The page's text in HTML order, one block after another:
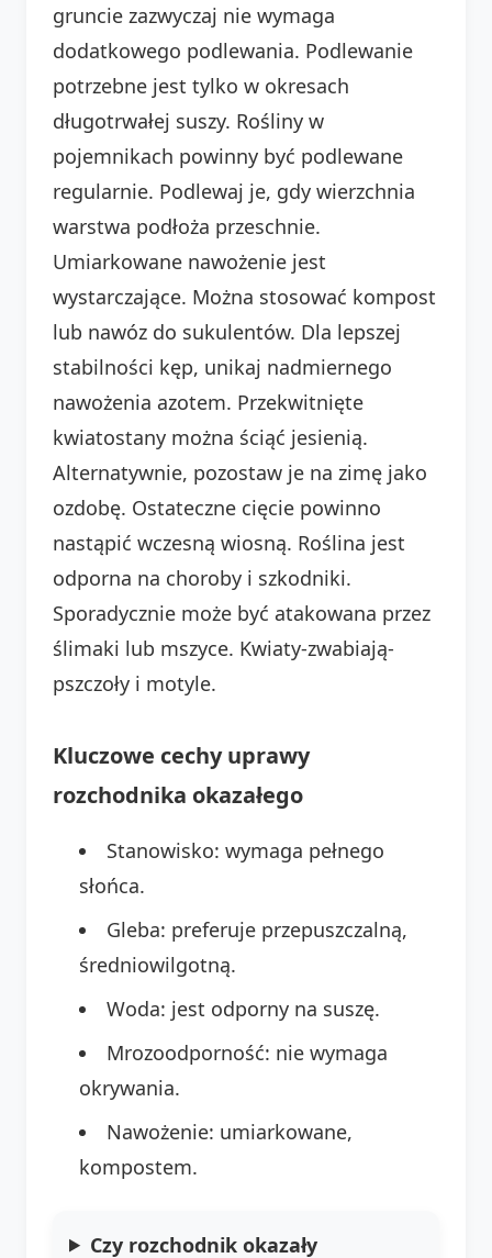
gruncie zazwyczaj nie wymaga
dodatkowego podlewania. Podlewanie
potrzebne jest tylko w okresach
długotrwałej suszy. Rośliny w
pojemnikach powinny być podlewane
regularnie. Podlewaj je, gdy wierzchnia
warstwa podłoża przeschnie.
Umiarkowane nawożenie jest
wystarczające. Można stosować kompost
lub nawóz do sukulentów. Dla lepszej
stabilności kęp, unikaj nadmiernego
nawożenia azotem. Przekwitnięte
kwiatostany można ściąć jesienią.
Alternatywnie, pozostaw je na zimę jako
ozdobę. Ostateczne cięcie powinno
nastąpić wczesną wiosną. Roślina jest
odporna na choroby i szkodniki.
Sporadycznie może być atakowana przez
ślimaki lub mszyce. Kwiaty-zwabiają-
pszczoły i motyle.
Kluczowe cechy uprawy
rozchodnika okazałego
Stanowisko: wymaga pełnego
słońca.
Gleba: preferuje przepuszczalną,
średniowilgotną.
Woda: jest odporny na suszę.
Mrozoodporność: nie wymaga
okrywania.
Nawożenie: umiarkowane,
kompostem.
Czy rozchodnik okazały